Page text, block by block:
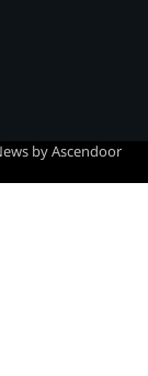
byAscendoor